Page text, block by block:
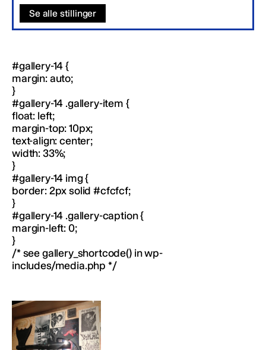
Se alle stillinger
#gallery-14 {
margin: auto;
}
#gallery-14 .gallery-item {
float: left;
margin-top: 10px;
text-align: center;
width: 33%;
}
#gallery-14 img {
border: 2px solid #cfcfcf;
}
#gallery-14 .gallery-caption {
margin-left: 0;
}
/* see gallery_shortcode() in wp-
includes/media.php */